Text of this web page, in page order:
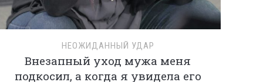
НЕОЖИДАННЫЙ УДАР
Внезапный уход мужа меня
подкосил, а когда я увидела его